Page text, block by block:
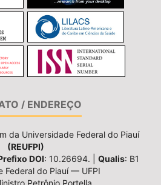
/ ENDEREÇO
da Universidade Federal do Piauí
(REUFPI)
DOI: 10.26694. | Qualis: B1
Federal do Piauí — UFPI
Petrônio Portella